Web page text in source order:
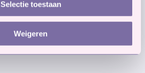
Selectie toestaan
Weigeren